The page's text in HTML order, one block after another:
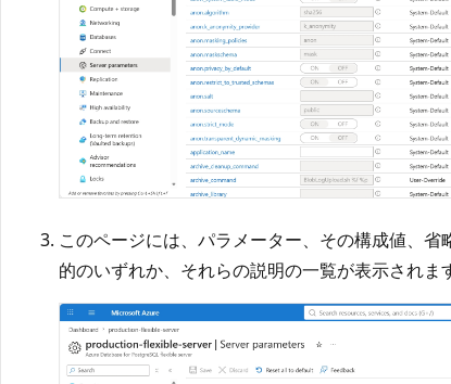
このページには、パラメーター、その構成値、
的のいずれか、それらの説明の一覧が表示されま